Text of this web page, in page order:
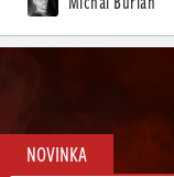
NOVINKA